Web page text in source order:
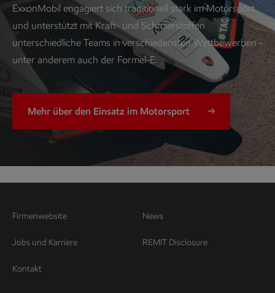
ExxonMobil engagiert sich traditionell stark im Motorsport
und unterstützt mit Kraft- und Schmierstoffen
unterschiedliche Teams in verschiedensten Wettbewerben -
unter anderem auch der Formel-E.
Mehr über den Einsatz im Motorsport
Firmenwebsite
Jobs und Karriere
Kontakt
News
REMIT Disclosure